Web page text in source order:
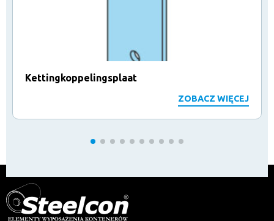
Kettingkoppelingsplaat
ZOBACZ WIĘCEJ